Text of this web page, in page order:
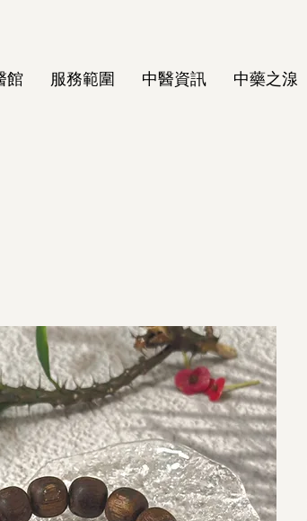
館 服務範圍 中醫資訊 中藥之湶